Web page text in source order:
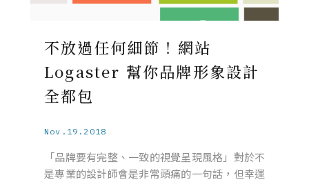
不放過任何細節！網站
Logaster 幫你品牌形象設計
全都包
Nov.19.2018
「品牌要有完整、一致的視覺呈現風格」對於不
是專業的設計師會是非常頭痛的一句話，但幸運